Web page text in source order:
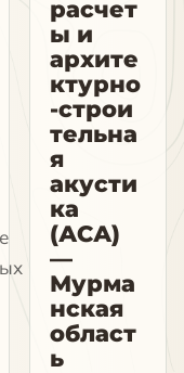
расчет
ы и
архите
ктурно
-строи
тельна
я
акусти
ка
(АСА)
—
Мурма
нская
област
ь